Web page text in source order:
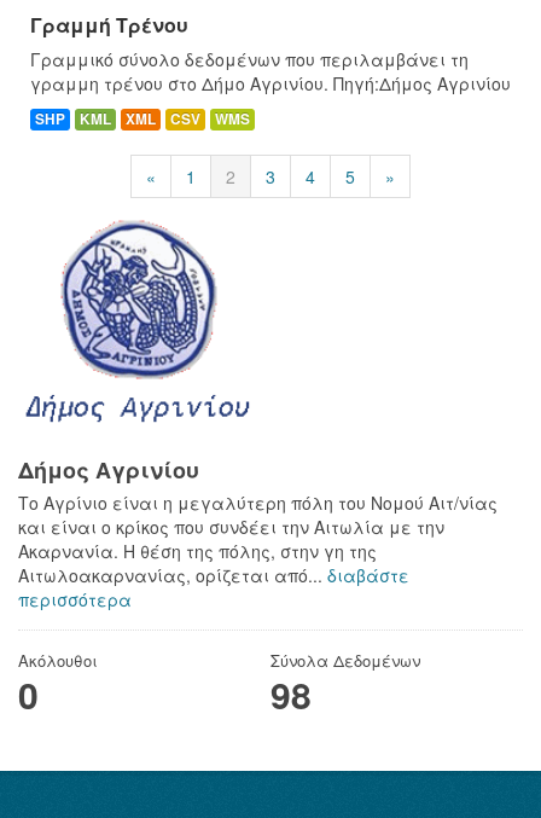
Γραμμή Τρένου
Γραμμικό σύνολο δεδομένων που περιλαμβάνει τη
γραμμη τρένου στο Δήμο Αγρινίου. Πηγή:Δήμος Αγρινίου
SHP KML XML CSV WMS
« 1 2 3 4 5 »
Δήμος Αγρινίου
Το Αγρίνιο είναι η μεγαλύτερη πόλη του Νομού Αιτ/νίας
και είναι ο κρίκος που συνδέει την Αιτωλία με την
Ακαρνανία. Η θέση της πόλης, στην γη της
Αιτωλοακαρνανίας, ορίζεται από... διαβάστε
περισσότερα
Ακόλουθοι
0
Σύνολα Δεδομένων
98